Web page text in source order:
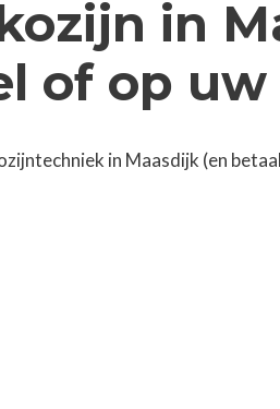
in
of op uw
in Maasdijk (en